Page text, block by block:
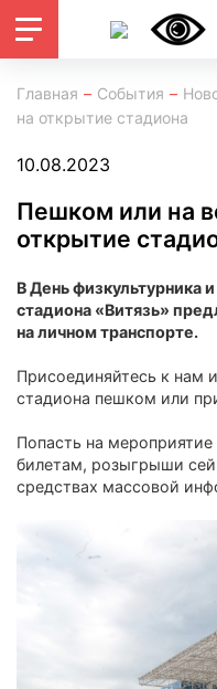
Главная События
на открытие стадиона
10.08.2023
Пешком или на
открытие
В День физкультурника
стадиона «Витязь»
на личном транспорте.
Присоединяйтесь к нам
стадиона пешком или
Попасть на
билетам, розыгрыши
средствах массовой